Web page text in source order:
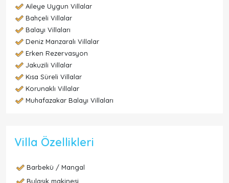
Aileye Uygun Villalar
Bahçeli Villalar
Balayı Villaları
Deniz Manzaralı Villalar
Erken Rezervasyon
Jakuzili Villalar
Kısa Süreli Villalar
Korunaklı Villalar
Muhafazakar Balayı Villaları
Villa Özellikleri
Barbekü / Mangal
Bulaşık makinesi